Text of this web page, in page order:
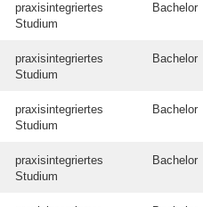
praxisintegriertes
Studium
Bachelor
praxisintegriertes
Studium
Bachelor
praxisintegriertes
Studium
Bachelor
praxisintegriertes
Studium
Bachelor